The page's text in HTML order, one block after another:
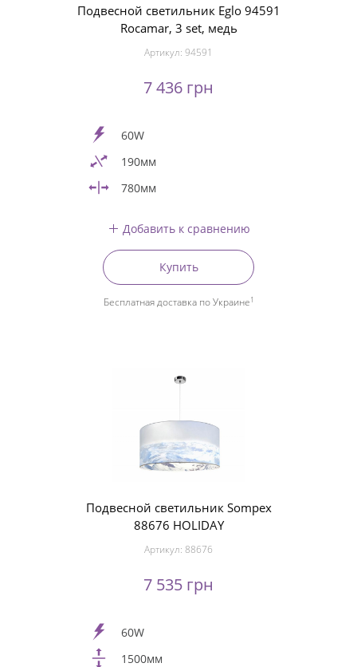
Подвесной светильник Eglo 94591
Rocamar, 3 set, медь
Артикул: 94591
7 436 грн
60W
190мм
780мм
Добавить к сравнению
Купить
Бесплатная доставка по Украине1
Подвесной светильник Sompex
88676 HOLIDAY
Артикул: 88676
7 535 грн
60W
1500мм